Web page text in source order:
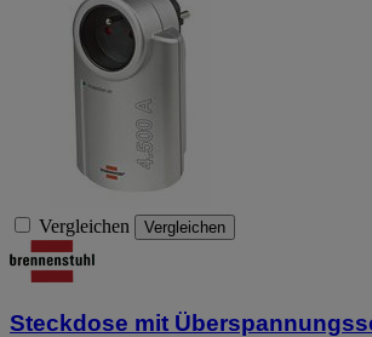
Vergleichen Vergleichen
Steckdose mit